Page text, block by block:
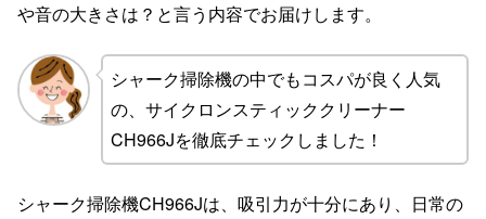
や音の大きさは？と言う内容でお届けします。
シャーク掃除機の中でもコスパが良く人気
の、サイクロンスティッククリーナー
CH966Jを徹底チェックしました！
シャーク掃除機CH966Jは、吸引力が十分にあり、日常の